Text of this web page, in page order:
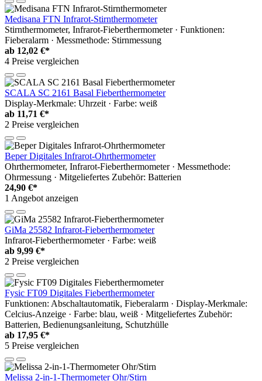
Medisana FTN Infrarot-Stirnthermometer
Stirnthermometer, Infrarot-Fieberthermometer · Funktionen:
Fieberalarm · Messmethode: Stirnmessung
ab 12,02 €*
4 Preise vergleichen
SCALA SC 2161 Basal Fieberthermometer
Display-Merkmale: Uhrzeit · Farbe: weiß
ab 11,71 €*
2 Preise vergleichen
Beper Digitales Infrarot-Ohrthermometer
Ohrthermometer, Infrarot-Fieberthermometer · Messmethode:
Ohrmessung · Mitgeliefertes Zubehör: Batterien
24,90 €*
1 Angebot anzeigen
GiMa 25582 Infrarot-Fieberthermometer
Infrarot-Fieberthermometer · Farbe: weiß
ab 9,99 €*
2 Preise vergleichen
Fysic FT09 Digitales Fieberthermometer
Funktionen: Abschaltautomatik, Fieberalarm · Display-Merkmale:
Celcius-Anzeige · Farbe: blau, weiß · Mitgeliefertes Zubehör:
Batterien, Bedienungsanleitung, Schutzhülle
ab 17,95 €*
5 Preise vergleichen
Melissa 2-in-1-Thermometer Ohr/Stirn